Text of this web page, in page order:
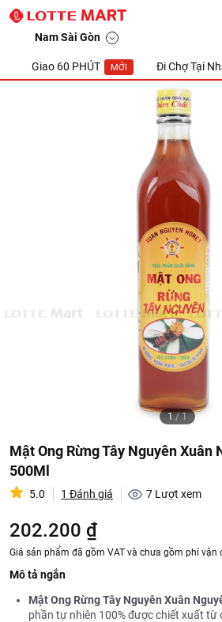
Nam Sài Gòn
Giao 60 PHÚT MỚI Đi Chợ Tại
1/1
Mật Ong Rừng Tây Nguyên Xuân
500Ml
5.0 1 Đánh giá 7 Lượt xem
202.200 ₫
Giá sản phẩm đã gồm VAT và chưa gồm phí vận
Mô tả ngắn
Mật Ong Rừng Tây Nguyên Xuân
phần tự nhiên 100% được chiết xuất từ